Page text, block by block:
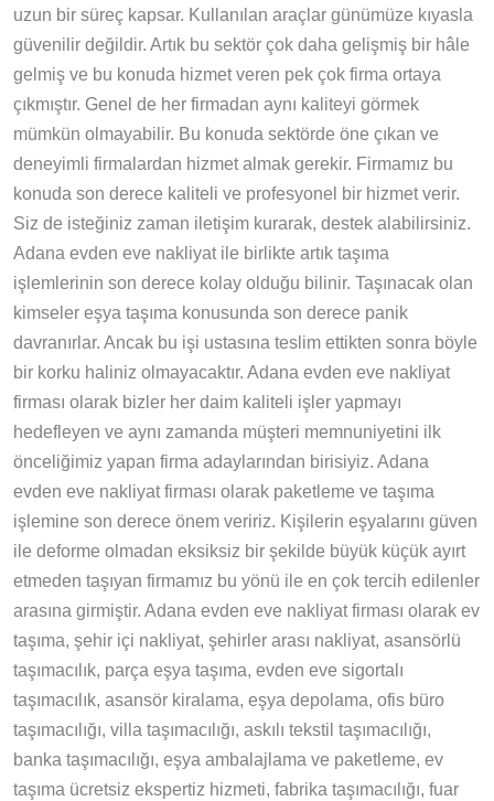
uzun bir süreç kapsar. Kullanılan araçlar günümüze kıyasla
güvenilir değildir. Artık bu sektör çok daha gelişmiş bir hâle
gelmiş ve bu konuda hizmet veren pek çok firma ortaya
çıkmıştır. Genel de her firmadan aynı kaliteyi görmek
mümkün olmayabilir. Bu konuda sektörde öne çıkan ve
deneyimli firmalardan hizmet almak gerekir. Firmamız bu
konuda son derece kaliteli ve profesyonel bir hizmet verir.
Siz de isteğiniz zaman iletişim kurarak, destek alabilirsiniz.
Adana evden eve nakliyat ile birlikte artık taşıma
işlemlerinin son derece kolay olduğu bilinir. Taşınacak olan
kimseler eşya taşıma konusunda son derece panik
davranırlar. Ancak bu işi ustasına teslim ettikten sonra böyle
bir korku haliniz olmayacaktır. Adana evden eve nakliyat
firması olarak bizler her daim kaliteli işler yapmayı
hedefleyen ve aynı zamanda müşteri memnuniyetini ilk
önceliğimiz yapan firma adaylarından birisiyiz. Adana
evden eve nakliyat firması olarak paketleme ve taşıma
işlemine son derece önem veririz. Kişilerin eşyalarını güven
ile deforme olmadan eksiksiz bir şekilde büyük küçük ayırt
etmeden taşıyan firmamız bu yönü ile en çok tercih edilenler
arasına girmiştir. Adana evden eve nakliyat firması olarak ev
taşıma, şehir içi nakliyat, şehirler arası nakliyat, asansörlü
taşımacılık, parça eşya taşıma, evden eve sigortalı
taşımacılık, asansör kiralama, eşya depolama, ofis büro
taşımacılığı, villa taşımacılığı, askılı tekstil taşımacılığı,
banka taşımacılığı, eşya ambalajlama ve paketleme, ev
taşıma ücretsiz ekspertiz hizmeti, fabrika taşımacılığı, fuar